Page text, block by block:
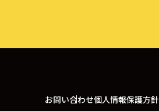
お問い合わせ個人情報保護方針